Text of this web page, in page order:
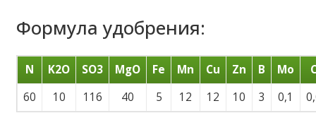
Формула удобрения:
N K2O SO3 MgO Fe Mn Cu Zn B Mo
60
10 116 40 5 12 12 10 3 0,1